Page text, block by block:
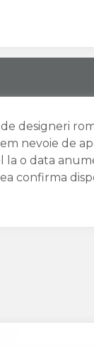
designeri
nevoie de
la o data
confirma